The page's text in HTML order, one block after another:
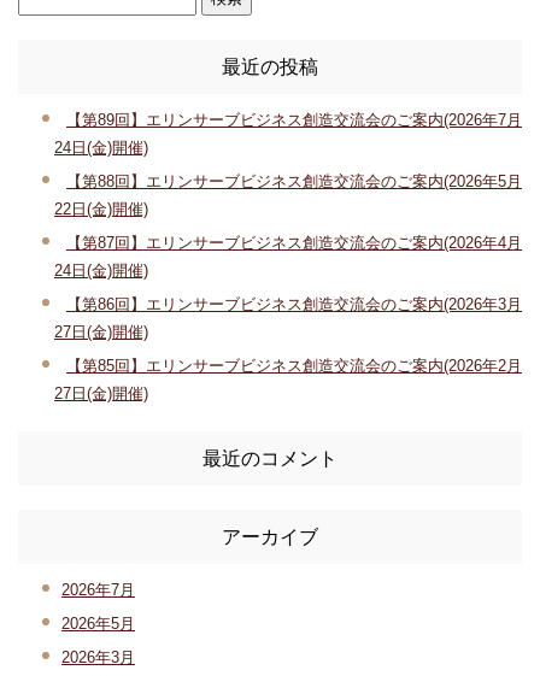
最近の投稿
【第89回】エリンサーブビジネス創造交流会のご案内(2026年7月
24日(金)開催)
【第88回】エリンサーブビジネス創造交流会のご案内(2026年5月
22日(金)開催)
【第87回】エリンサーブビジネス創造交流会のご案内(2026年4月
24日(金)開催)
【第86回】エリンサーブビジネス創造交流会のご案内(2026年3月
27日(金)開催)
【第85回】エリンサーブビジネス創造交流会のご案内(2026年2月
27日(金)開催)
最近のコメント
アーカイブ
2026年7月
2026年5月
2026年3月